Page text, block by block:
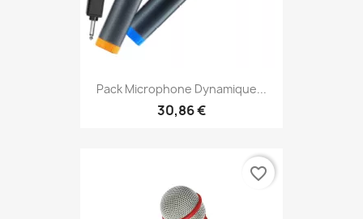
Pack Microphone Dynamique...
30,86 €
favorite_border